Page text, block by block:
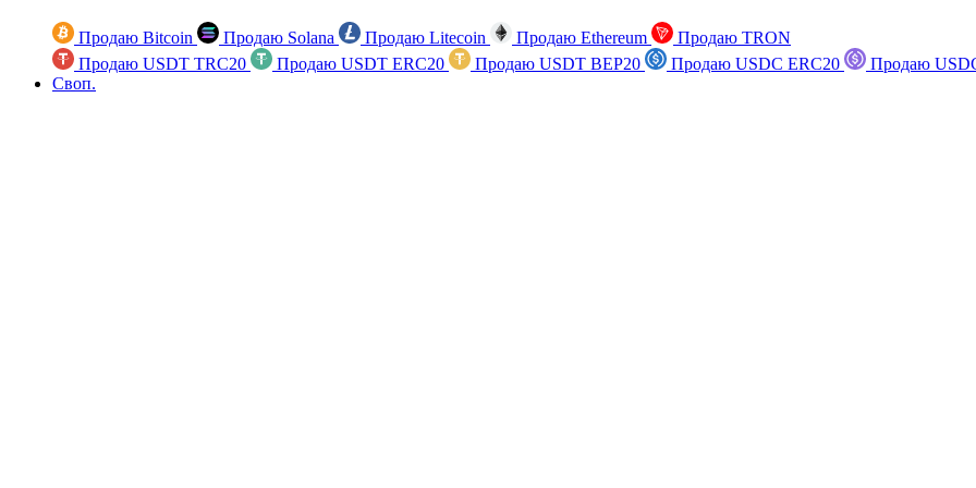
Продаю Bitcoin Продаю Solana Продаю Litecoin Продаю Ethereum
Продаю TRON
Продаю USDT TRC20
Продаю USDT ERC20 Продаю USDT BEP20 Продаю USDC ERC20
Продаю
Своп.